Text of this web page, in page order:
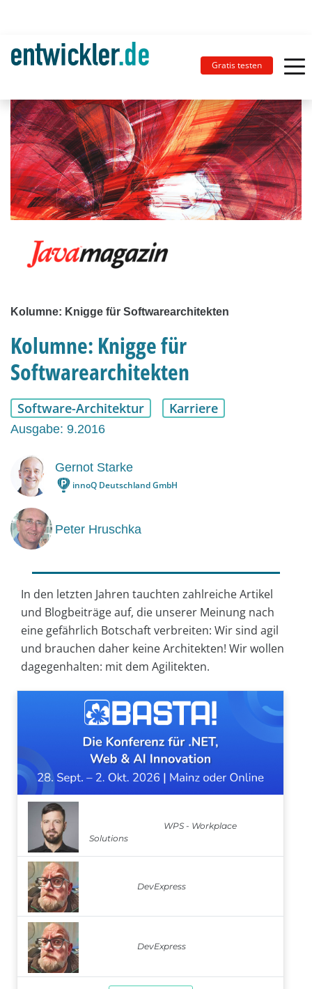
Gratis testen
Kolumne: Knigge für Softwarearchitekten
Kolumne: Knigge für
Softwarearchitekten
Software-Architektur Karriere
Ausgabe: 9.2016
Gernot Starke
innoQ Deutschland GmbH
Peter Hruschka
In den letzten Jahren tauchten zahlreiche Artikel
und Blogbeiträge auf, die unserer Meinung nach
eine gefährlich Botschaft verbreiten: Wir sind agil
und brauchen daher keine Architekten! Wir wollen
dagegenhalten: mit dem Agilitekten.